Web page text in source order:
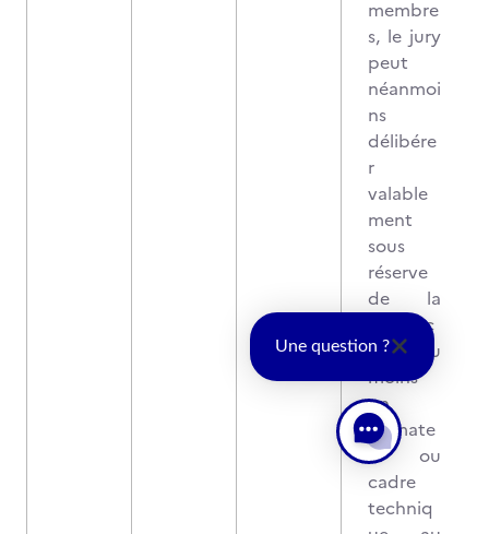
membre
s, le jury
peut
néanmoi
ns
délibére
r
valable
ment
sous
réserve
de la
présenc
e d'au
moins
un
formate
ur ou
cadre
techniq
Une question ?